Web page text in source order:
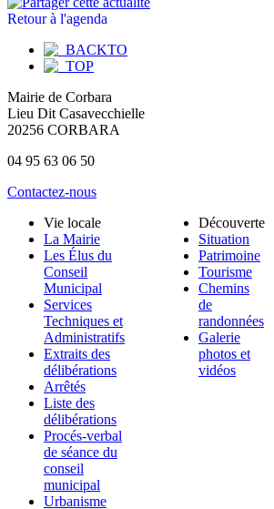
Retour à l'agenda
Mairie de Corbara
Lieu Dit Casavecchielle
20256 CORBARA
04 95 63 06 50
Contactez-nous
Vie locale
La Mairie
Les Élus du
Conseil
Municipal
Services
Techniques et
Administratifs
Extraits des
délibérations
Arrêtés
Liste des
délibérations
Procés-verbal
de séance du
conseil
municipal
Urbanisme
Découverte
Situation
Patrimoine
Tourisme
Chemins
de
randonnées
Galerie
photos et
vidéos